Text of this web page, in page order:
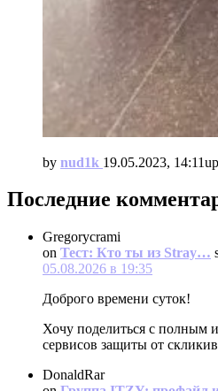
by nud1k 19.05.2023, 14:11
Последние
Gregorycrami
on Тест: Кто ты из Stray…
05.08.2026 в 19:35
Доброго времени суток!
Хочу поделиться с полным
сервисов защиты от
DonaldRar